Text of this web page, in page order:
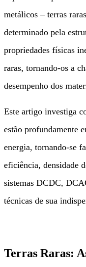
metálicos – terras
determinado pela
propriedades físicas
raras, tornando-os a
desempenho dos
Este artigo investiga
estão profundamente
energia, tornando-se
eficiência, densidade
sistemas DCDC,
técnicas de sua
Terras Raras: